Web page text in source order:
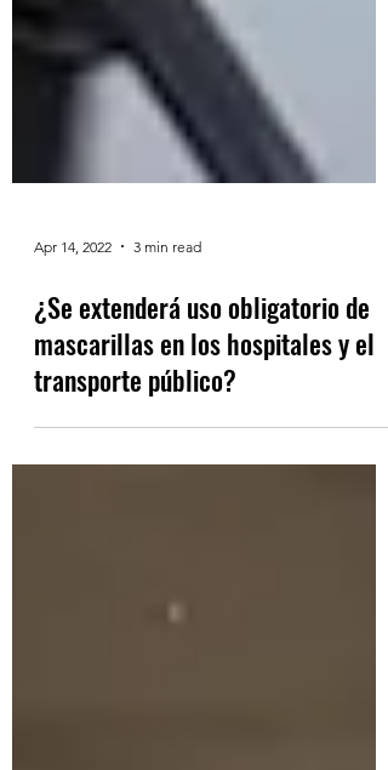
Apr 14, 2022 3 min read
¿Se extenderá uso obligatorio de
mascarillas en los hospitales y el
transporte público?